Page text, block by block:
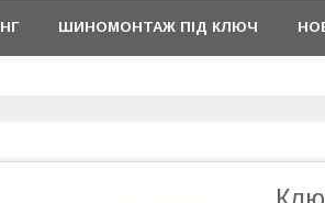
ШИНОМОНТАЖ ПІД КЛЮЧ